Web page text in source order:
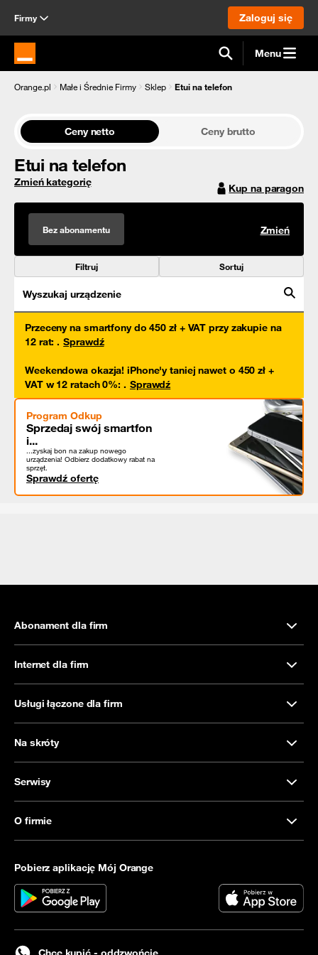
Firmy Zaloguj się
Strona główna Orange.pl Menu
Orange.pl Małe i Średnie Firmy Sklep Etui na telefon
Ceny netto Ceny brutto
Etui na telefon
Zmień kategorię Kup na paragon
Bez abonamentu Zmień
Filtruj Sortuj
Wyszukaj urządzenie
Przeceny na smartfony do 450 zł + VAT przy zakupie na
12 rat: . Sprawdź
Weekendowa okazja! iPhone'y taniej nawet o 450 zł +
VAT w 12 ratach 0%: . Sprawdź
Program Odkup
Sprzedaj swój smartfon
i...
...zyskaj bon na zakup nowego
urządzenia! Odbierz dodatkowy rabat na
sprzęt.
Sprawdź ofertę
Abonament dla firm
Internet dla firm
Usługi łączone dla firm
Na skróty
Serwisy
O firmie
Pobierz aplikację Mój Orange